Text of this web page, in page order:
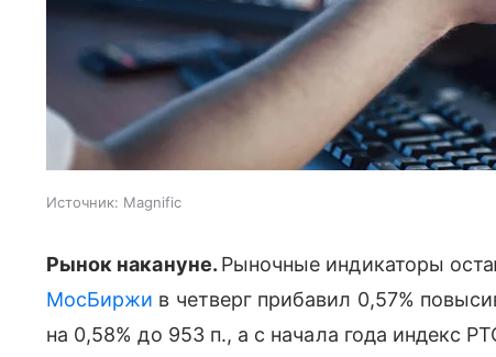
Источник: Magnific
Рынок накануне. Рыночные индикаторы
МосБиржи в четверг прибавил 0,57%
на 0,58% до 953 п., а с начала года индекс